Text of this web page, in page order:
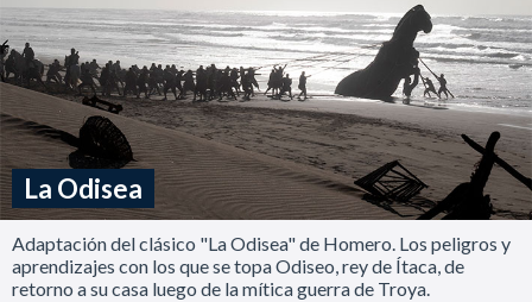
La Odisea
Adaptación del clásico "La Odisea" de Homero. Los peligros y
aprendizajes con los que se topa Odiseo, rey de Ítaca, de
retorno a su casa luego de la mítica guerra de Troya.